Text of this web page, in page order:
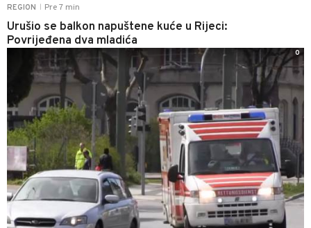
REGION Pre 7 min
Urušio se balkon napuštene kuće u Rijeci:
Povrijeđena dva mladića
0